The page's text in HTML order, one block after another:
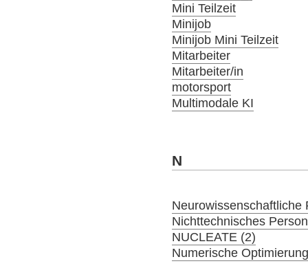
Mini Teilzeit
Minijob
Minijob Mini Teilzeit
Mitarbeiter
Mitarbeiter/in
motorsport
Multimodale KI
N
Neurowissenschaftliche
Nichttechnisches
NUCLEATE (2)
Numerische